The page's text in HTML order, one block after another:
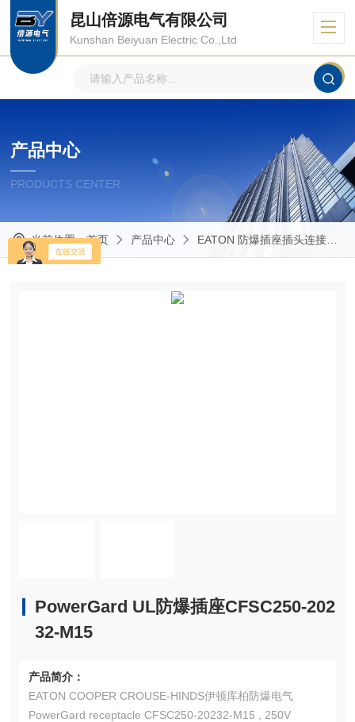
昆山倍源电气有限公司
Kunshan Beiyuan Electric Co.,Ltd
产品中心
PRODUCTS CENTER
当前位置：首页 产品中心 EATON 防爆插座插头连接器
PowerGard UL防爆插座CFSC250-202
32-M15
产品简介：
EATON COOPER CROUSE-HINDS伊顿库柏防爆电气
PowerGard receptacle CFSC250-20232-M15 , 250V